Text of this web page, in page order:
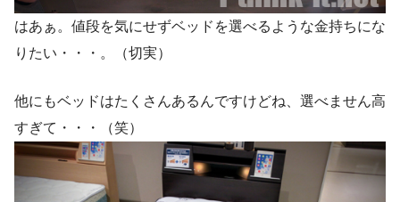
はあぁ。値段を気にせずベッドを選べるような金持ちにな
りたい・・・。（切実）
他にもベッドはたくさんあるんですけどね、選べません高
すぎて・・・（笑）